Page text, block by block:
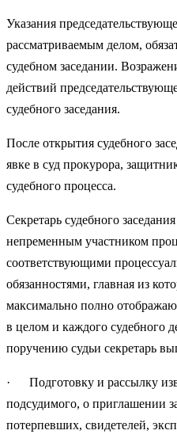
Указания
рассматриваемым делом,
судебном заседании.
действий
судебного заседания.
После открытия судебного
явке в суд прокурора,
судебного процесса.
Секретарь судебного
непременным участником
соответствующими
обязанностями, главная из
максимально полно
в целом и каждого судебного
поручению судьи секретарь
· Подготовку и рассылку
подсудимого, о приглашении
потерпевших, свидетелей,